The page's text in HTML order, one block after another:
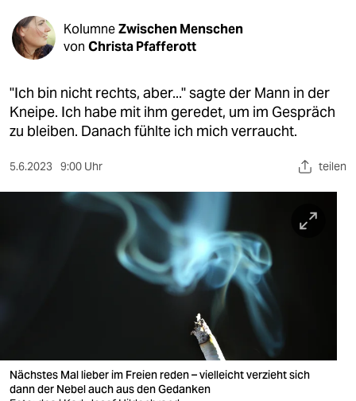
öko
gesellschaft
kultur
sport
nord
fragen & hilfe
KolumneZwischen Menschen
von Christa Pfafferott
"Ich bin nicht rechts, aber..." sagte der Mann in der
Kneipe. Ich habe mit ihm geredet, um im Gespräch
zu bleiben. Danach fühlte ich mich verraucht.
5.6.2023 9:00 Uhr teilen
Nächstes Mal lieber im Freien reden – vielleicht verzieht sich
dann der Nebel auch aus den Gedanken